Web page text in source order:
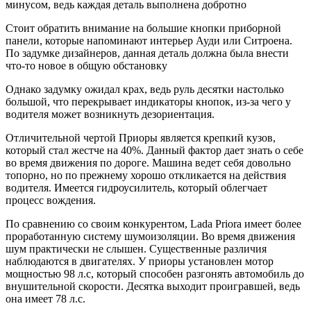
минусом, ведь каждая деталь выполнена добротно
Стоит обратить внимание на большие кнопки приборной
панели, которые напоминают интерьер Ауди или Ситроена.
По задумке дизайнеров, данная деталь должна была внести
что-то новое в общую обстановку
Однако задумку ожидал крах, ведь руль десятки настолько
большой, что перекрывает индикаторы кнопок, из-за чего у
водителя может возникнуть дезориентация.
Отличительной чертой Приоры является крепкий кузов,
который стал жестче на 40%. Данный фактор дает знать о себе
во время движения по дороге. Машина ведет себя довольно
топорно, но по прежнему хорошо откликается на действия
водителя. Имеется гидроусилитель, который облегчает
процесс вождения.
По сравнению со своим конкурентом, Lada Priora имеет более
проработанную систему шумоизоляции. Во время движения
шум практически не слышен. Существенные различия
наблюдаются в двигателях. У приоры установлен мотор
мощностью 98 л.с, который способен разгонять автомобиль до
внушительной скорости. Десятка выходит проигравшей, ведь
она имеет 78 л.с.